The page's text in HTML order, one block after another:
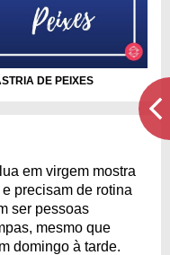
DE PEIXES
em virgem mostra
precisam de rotina
ser pessoas
mesmo que
domingo à tarde.